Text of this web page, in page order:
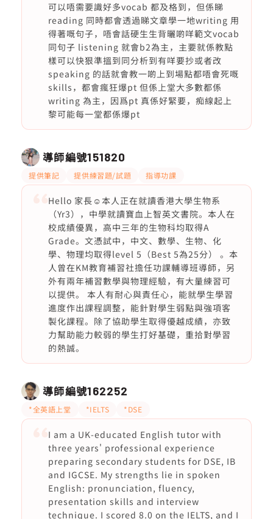
可以唔需要識好多vocab 都及格到，但係睇
reading 同時都會透過睇文章學一地writing 用
得著嘅句子，唔會話硬生生背曬啲咩範文vocab
同句子 listening 就會b2為主，主要就係教點
樣可以快狠準搵到同分析到有咩要抄或者改
speaking 的話就會教一啲上到場點都唔會死嘅
skills，都會瘋狂爆pt 但係上堂大多數都係
writing 為主，因爲pt 真係好緊要，痴線起上
黎可能每一堂都係爆pt
導師編號151820
提供筆記 提供練習題/試題 指導功課
Hello 家長☺️本人正在就讀香港大學生物系
（Yr3），中學就讀寶血上智英文書院。本人在
校成績優異，高中三年的生物科均取得A
Grade。文憑試中，中文、數學、生物、化
學、物理均取得level 5（Best 5為25分） 。本
人曾在KM教育補習社擔任功課輔導班導師，另
外有兩年補習數學與物理經驗，有大量練習可
以提供。 本人有耐心與責任心，能就學生學習
進度作出課程調整，能針對學生弱點與強項客
製化課程。除了協助學生取得優越成績，亦致
力幫助能力較弱的學生打好基礎，重拾對學習
的熱誠。
導師編號162252
*全英語上堂 *IELTS *DSE
I am a UK-educated English tutor with
three years' professional experience
preparing secondary students for DSE, IB
and IGCSE. My strengths lie in spoken
English: pronunciation, fluency,
presentation skills and interview
technique. I scored 8.0 on the IELTS, and I